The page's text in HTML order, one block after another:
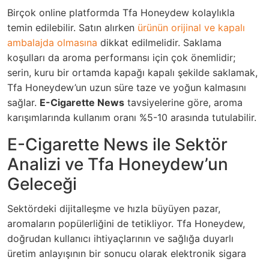
Birçok online platformda Tfa Honeydew kolaylıkla
temin edilebilir. Satın alırken ürünün orijinal ve kapalı
ambalajda olmasına dikkat edilmelidir. Saklama
koşulları da aroma performansı için çok önemlidir;
serin, kuru bir ortamda kapağı kapalı şekilde saklamak,
Tfa Honeydew’un uzun süre taze ve yoğun kalmasını
sağlar. E-Cigarette News tavsiyelerine göre, aroma
karışımlarında kullanım oranı %5-10 arasında tutulabilir.
E-Cigarette News ile Sektör
Analizi ve Tfa Honeydew’un
Geleceği
Sektördeki dijitalleşme ve hızla büyüyen pazar,
aromaların popülerliğini de tetikliyor. Tfa Honeydew,
doğrudan kullanıcı ihtiyaçlarının ve sağlığa duyarlı
üretim anlayışının bir sonucu olarak elektronik sigara